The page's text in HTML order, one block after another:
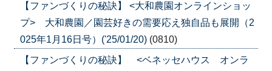
【ファンづくりの秘訣】 <大和農園オンラインショッ
プ> 大和農園／園芸好きの需要応え独自品も展開（2
025年1月16日号）('25/01/20) (0810)
【ファンづくりの秘訣】 <ベネッセハウス オンラ